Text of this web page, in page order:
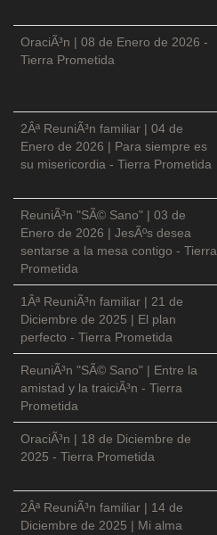
OraciÃ³n | 08 de Enero de 2026 -
Tierra Prometida
2Âª ReuniÃ³n familiar | 04 de
Enero de 2026 | Para siempre es
su misericordia - Tierra Prometida
ReuniÃ³n "SÃ© Sano" | 03 de
Enero de 2026 | JesÃºs desea
sentarse a la mesa contigo - Tierra
Prometida
1Âª ReuniÃ³n familiar | 21 de
Diciembre de 2025 | El plan
perfecto - Tierra Prometida
ReuniÃ³n "SÃ© Sano" | Entre la
amistad y la traiciÃ³n - Tierra
Prometida
OraciÃ³n | 18 de Diciembre de
2025 - Tierra Prometida
2Âª ReuniÃ³n familiar | 14 de
Diciembre de 2025 | Mi alma